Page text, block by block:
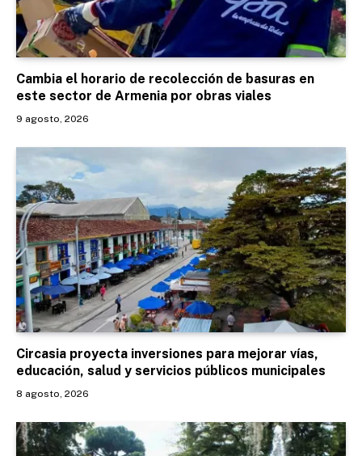
Cambia el horario de recolección de basuras en
este sector de Armenia por obras viales
9 agosto, 2026
Circasia proyecta inversiones para mejorar vías,
educación, salud y servicios públicos municipales
8 agosto, 2026